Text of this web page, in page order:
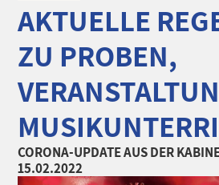
AKTUELLE
ZU PROBEN,
CORONA-UPDATE AUS DER
15.02.2022